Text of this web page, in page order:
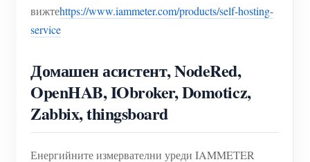
вижтеhttps://www.iammeter.com/products/self-hosting-
service
Домашен асистент, NodeRed,
OpenHAB, IObroker, Domoticz,
Zabbix, thingsboard
Енергийните измервателни уреди IAMMETER